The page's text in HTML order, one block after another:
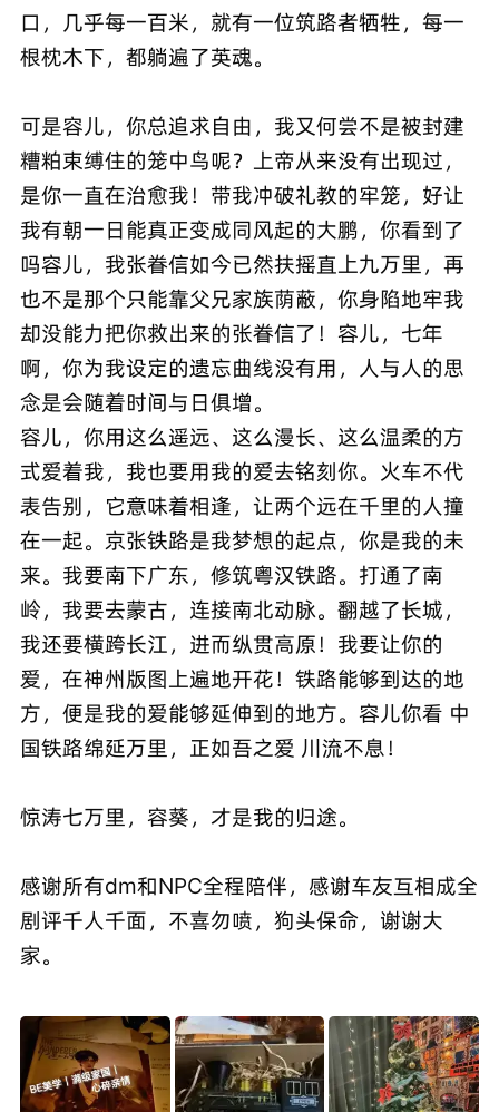
口，几乎每一百米，就有一位筑路者牺牲，每一
根枕木下，都躺遍了英魂。
可是容儿，你总追求自由，我又何尝不是被封建
糟粕束缚住的笼中鸟呢？上帝从来没有出现过，
是你一直在治愈我！带我冲破礼教的牢笼，好让
我有朝一日能真正变成同风起的大鹏，你看到了
吗容儿，我张眷信如今已然扶摇直上九万里，再
也不是那个只能靠父兄家族荫蔽，你身陷地牢我
却没能力把你救出来的张眷信了！容儿，七年
啊，你为我设定的遗忘曲线没有用，人与人的思
念是会随着时间与日俱增。
容儿，你用这么遥远、这么漫长、这么温柔的方
式爱着我，我也要用我的爱去铭刻你。火车不代
表告别，它意味着相逢，让两个远在千里的人撞
在一起。京张铁路是我梦想的起点，你是我的未
来。我要南下广东，修筑粤汉铁路。打通了南
岭，我要去蒙古，连接南北动脉。翻越了长城，
我还要横跨长江，进而纵贯高原！我要让你的
爱，在神州版图上遍地开花！铁路能够到达的地
方，便是我的爱能够延伸到的地方。容儿你看 中
国铁路绵延万里，正如吾之爱 川流不息！
惊涛七万里，容葵，才是我的归途。
感谢所有dm和NPC全程陪伴，感谢车友互相成全
剧评千人千面，不喜勿喷，狗头保命，谢谢大
家。